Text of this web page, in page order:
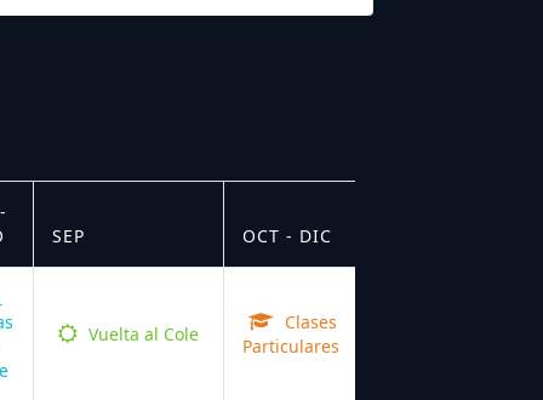
SEP OCT - DIC
Vuelta al Cole
Clases
Particulares